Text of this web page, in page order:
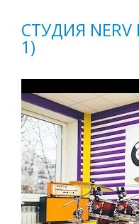
СТУДИЯ NERV
1)